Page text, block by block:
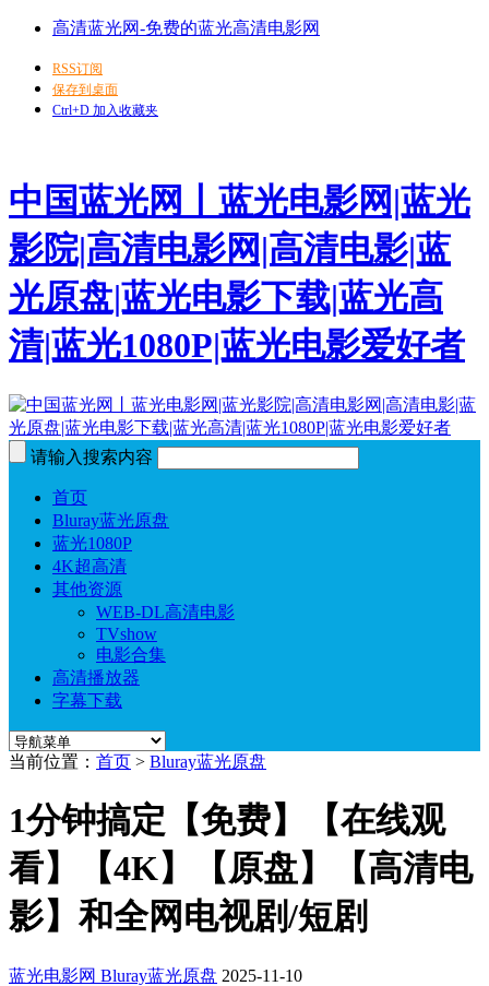
高清蓝光网-免费的蓝光高清电影网
RSS订阅
保存到桌面
Ctrl+D 加入收藏夹
中国蓝光网丨蓝光电影网|蓝光
影院|高清电影网|高清电影|蓝
光原盘|蓝光电影下载|蓝光高
清|蓝光1080P|蓝光电影爱好者
请输入搜索内容
首页
Bluray蓝光原盘
蓝光1080P
4K超高清
其他资源
WEB-DL高清电影
TVshow
电影合集
高清播放器
字幕下载
当前位置： 首页 > Bluray蓝光原盘
1分钟搞定【免费】【在线观
看】【4K】【原盘】【高清电
影】和全网电视剧/短剧
蓝光电影网 Bluray蓝光原盘 2025-11-10